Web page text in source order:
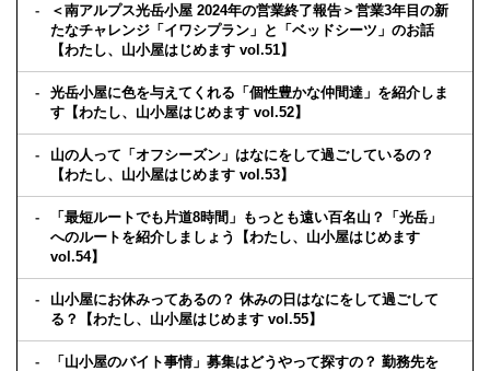
＜南アルプス光岳小屋 2024年の営業終了報告＞営業3年目の新
たなチャレンジ「イワシプラン」と「ベッドシーツ」のお話
【わたし、山小屋はじめます vol.51】
光岳小屋に色を与えてくれる「個性豊かな仲間達」を紹介しま
す【わたし、山小屋はじめます vol.52】
山の人って「オフシーズン」はなにをして過ごしているの？
【わたし、山小屋はじめます vol.53】
「最短ルートでも片道8時間」もっとも遠い百名山？「光岳」
へのルートを紹介しましょう【わたし、山小屋はじめます
vol.54】
山小屋にお休みってあるの？ 休みの日はなにをして過ごして
る？【わたし、山小屋はじめます vol.55】
「山小屋のバイト事情」募集はどうやって探すの？ 勤務先を